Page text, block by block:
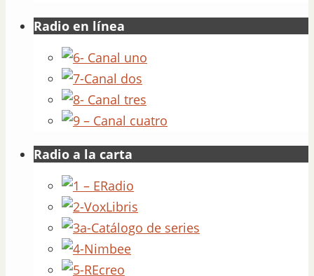
Radio en línea
Radio a la carta